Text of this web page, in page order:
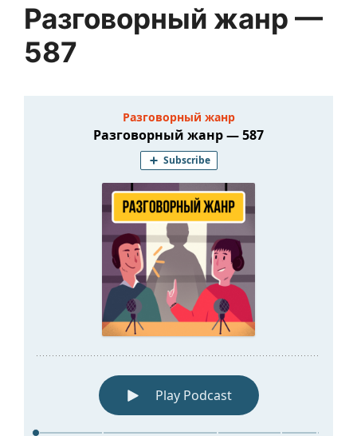
Разговорный жанр —
587